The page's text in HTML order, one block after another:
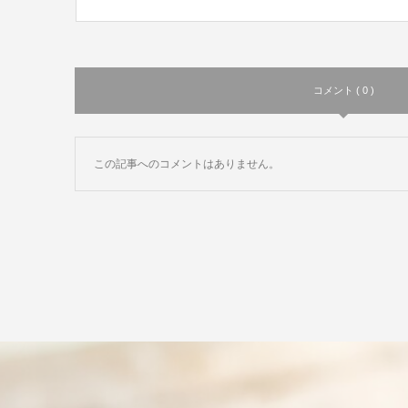
コメント ( 0 )
この記事へのコメントはありません。